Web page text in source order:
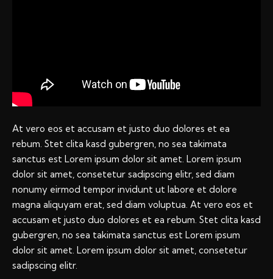
At vero eos et accusam et justo duo dolores et ea
rebum. Stet clita kasd gubergren, no sea takimata
sanctus est Lorem ipsum dolor sit amet. Lorem ipsum
dolor sit amet, consetetur sadipscing elitr, sed diam
nonumy eirmod tempor invidunt ut labore et dolore
magna aliquyam erat, sed diam voluptua. At vero eos et
accusam et justo duo dolores et ea rebum. Stet clita kasd
gubergren, no sea takimata sanctus est Lorem ipsum
dolor sit amet. Lorem ipsum dolor sit amet, consetetur
sadipscing elitr.